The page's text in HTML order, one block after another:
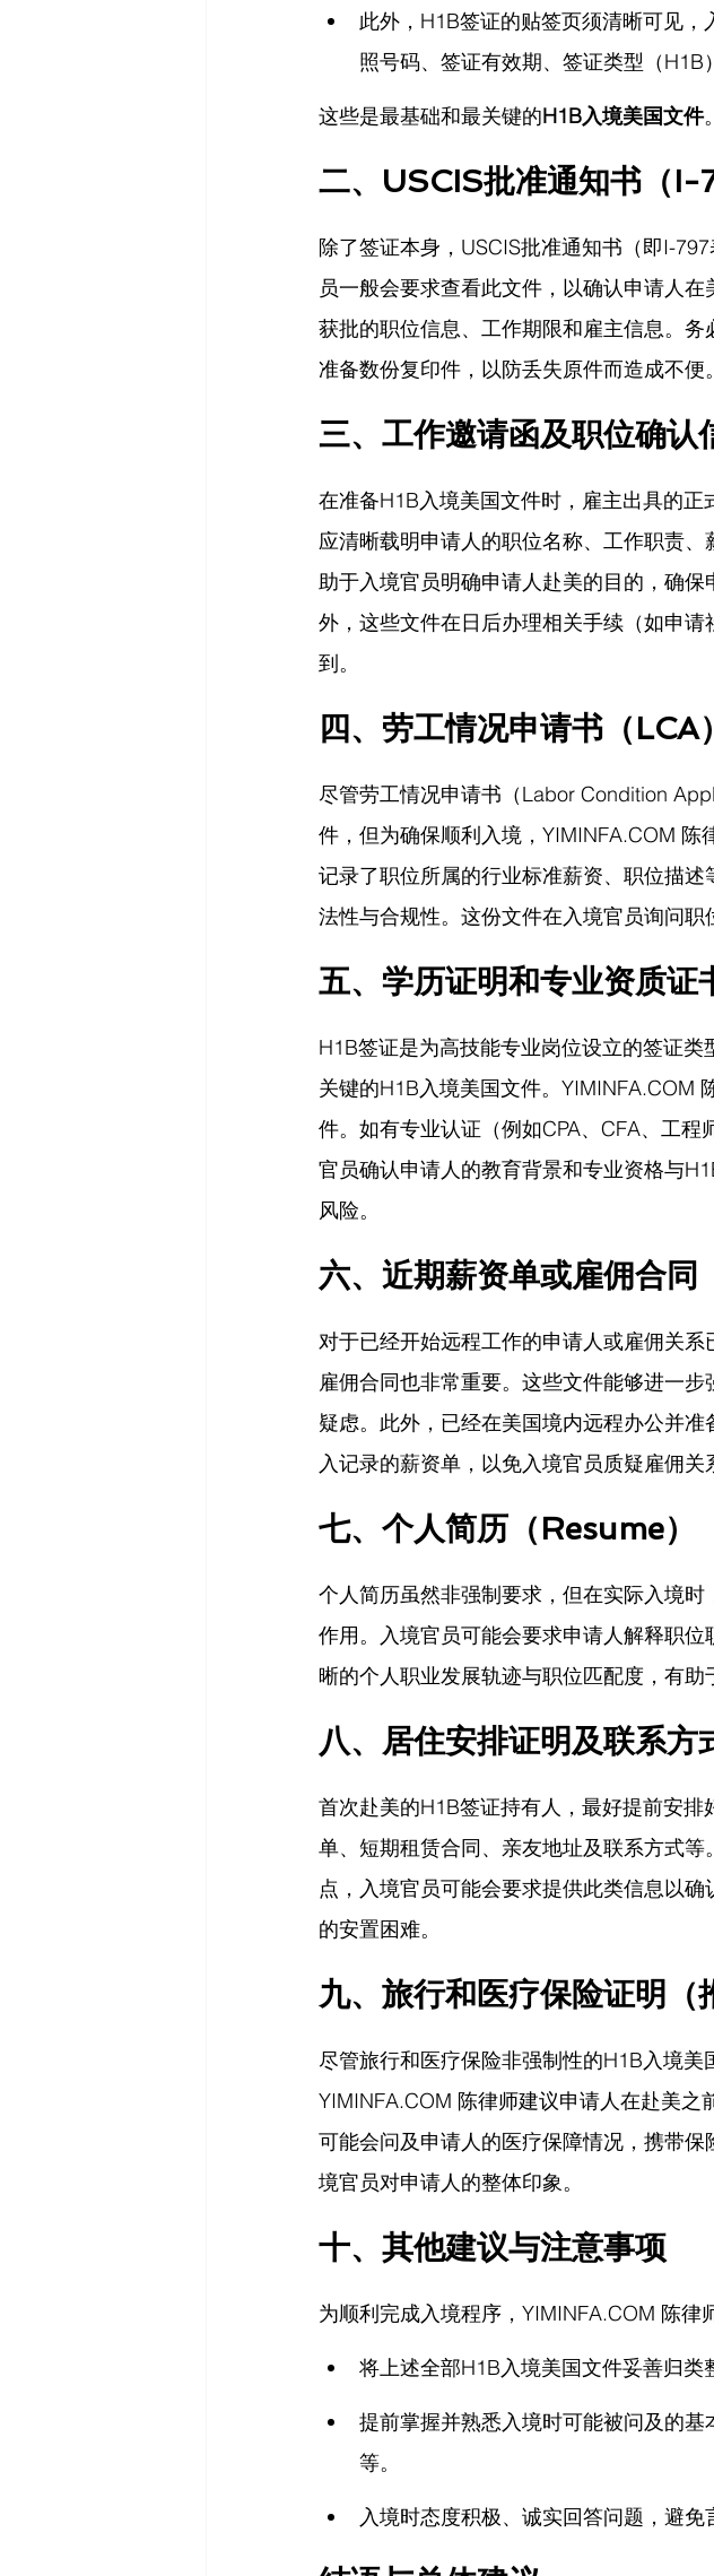
此外，H1B签证的贴签页须清晰可见
照号码、签证有效期、签证类型（H1B
这些是最基础和最关键的H1B入境美国文件。
二、USCIS批准通知书（I-
除了签证本身，USCIS批准通知书（即I-
员一般会要求查看此文件，以确认申请人
获批的职位信息、工作期限和雇主信息。务
准备数份复印件，以防丢失原件而造成不便。
三、工作邀请函及职位确认
在准备H1B入境美国文件时，雇主出具的
应清晰载明申请人的职位名称、工作职责
助于入境官员明确申请人赴美的目的，确
外，这些文件在日后办理相关手续（如申
到。
四、劳工情况申请书（LCA）
尽管劳工情况申请书（Labor Condition
件，但为确保顺利入境， YIMINFA.COM 陈
记录了职位所属的行业标准薪资、职位描
法性与合规性。这份文件在入境官员询问职
五、学历证明和专业资质证
H1B签证是为高技能专业岗位设立的签证
关键的H1B入境美国文件。 YIMINFA.COM
件。如有专业认证（例如CPA、CFA、工
官员确认申请人的教育背景和专业资格与
风险。
六、近期薪资单或雇佣合同
对于已经开始远程工作的申请人或雇佣关
雇佣合同也非常重要。这些文件能够进一
疑虑。此外，已经在美国境内远程办公并
入记录的薪资单，以免入境官员质疑雇佣关
七、个人简历（Resume）
个人简历虽然非强制要求，但在实际入境
作用。入境官员可能会要求申请人解释职
晰的个人职业发展轨迹与职位匹配度，有助
八、居住安排证明及联系方
首次赴美的H1B签证持有人，最好提前安
单、短期租赁合同、亲友地址及联系方式
点，入境官员可能会要求提供此类信息以
的安置困难。
九、旅行和医疗保险证明（
尽管旅行和医疗保险非强制性的H1B入境美
YIMINFA.COM 陈律师建议申请人在赴美之
可能会问及申请人的医疗保障情况，携带
境官员对申请人的整体印象。
十、其他建议与注意事项
为顺利完成入境程序， YIMINFA.COM 陈律
将上述全部H1B入境美国文件妥善归类
提前掌握并熟悉入境时可能被问及的
等。
入境时态度积极、诚实回答问题，避免